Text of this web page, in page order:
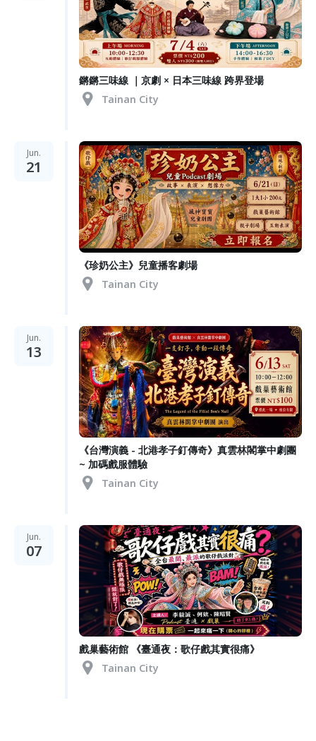
鏘鏘三味線 ｜京劇 × 日本三味線 跨界登場
Tainan City
Jun.
21
《珍奶公主》兒童播客劇場
Tainan City
Jun.
13
《台灣演義 - 北港孝子釘傳奇》真雲林閣掌中劇團
~ 加碼戲服體驗
Tainan City
Jun.
07
戲巢藝術館 《臺通夜：歌仔戲其實很痛》
Tainan City